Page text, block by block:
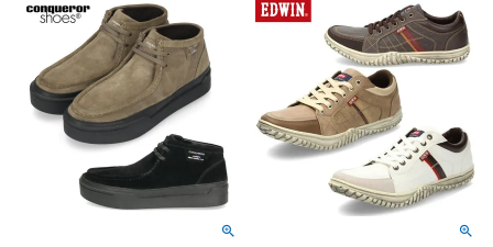
新規会員登録
会社概要
プライバシーポリシー